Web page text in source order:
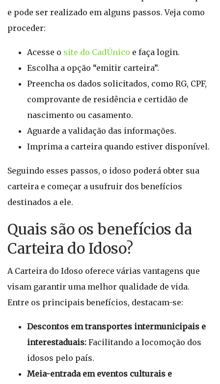
e pode ser realizado em alguns passos. Veja como
proceder:
Acesse o site do CadÚnico e faça login.
Escolha a opção “emitir carteira”.
Preencha os dados solicitados, como RG, CPF,
comprovante de residência e certidão de
nascimento ou casamento.
Aguarde a validação das informações.
Imprima a carteira quando estiver disponível.
Seguindo esses passos, o idoso poderá obter sua
carteira e começar a usufruir dos benefícios
destinados a ele.
Quais são os benefícios da
Carteira do Idoso?
A Carteira do Idoso oferece várias vantagens que
visam garantir uma melhor qualidade de vida.
Entre os principais benefícios, destacam-se:
Descontos em transportes intermunicipais e
interestaduais: Facilitando a locomoção dos
idosos pelo país.
Meia-entrada em eventos culturais e